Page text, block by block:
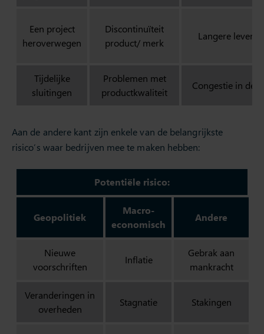
Een project
heroverwegen
Discontinuïteit
product/ merk
Langere
Tijdelijke
sluitingen
Problemen met
productkwaliteit
Congestie in de
Aan de andere kant zijn enkele van de belangrijkste
risico’s waar bedrijven mee te maken hebben:
Potentiële risico:
Geopolitiek
Macro-
economisch
Andere
Nieuwe
voorschriften
Inflatie
Gebrak aan
mankracht
Veranderingen in
overheden
Stagnatie Stakingen